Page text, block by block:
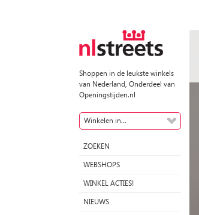
Shoppen in de leukste winkels
van Nederland, Onderdeel van
Openingstijden.nl
Winkelen in...
ZOEKEN
WEBSHOPS
WINKEL ACTIES!
NIEUWS